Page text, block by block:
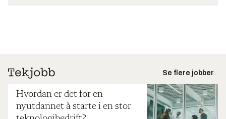
Se flere jobber
Hvordan er det for en
nyutdannet å starte i en stor